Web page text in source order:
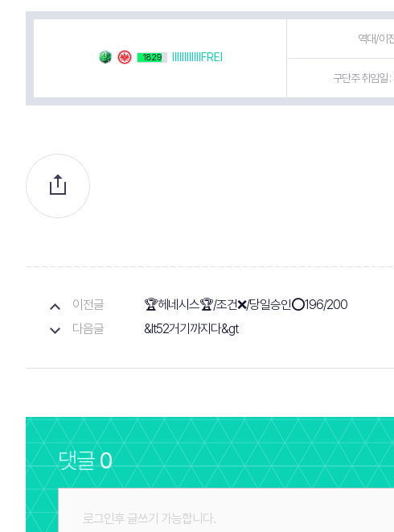
1829 IIIIIIIIIIIIFREI
역대/이
구단주 취임일 :
이전글
🏆헤네시스🏆/조건❌/당일승인⭕196/200
다음글
&lt52거기까지다&gt
댓글0